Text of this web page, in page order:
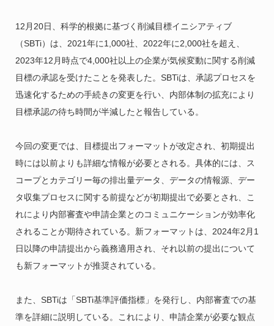
12月20日、科学的根拠に基づく削減目標イニシアティブ
（SBTi）は、2021年に1,000社、2022年に2,000社を超え、
2023年12月時点で4,000社以上の企業が気候変動に関する削減
目標の承認を受けたことを発表した。SBTiは、承認プロセスを
迅速化するための手続きの変更を行い、内部体制の拡充により
目標承認の待ち時間が半減したと報告している。
今回の変更では、目標提出フォーマットが改定され、初期提出
時には以前よりも詳細な情報が必要とされる。具体的には、ス
コープとカテゴリー毎の排出量データ、データの情報源、デー
タ収集プロセスに関する前提などが初期提出で必要とされ、こ
れにより内部審査や申請企業とのコミュニケーションが効率化
されることが期待されている。新フォーマットは、2024年2月1
日以降の申請提出から義務適用され、それ以前の提出について
も新フォーマットが推奨されている。
また、SBTiは「SBTi基準評価指標」を発行し、内部審査での基
準を詳細に説明している。これにより、申請企業が必要な観点